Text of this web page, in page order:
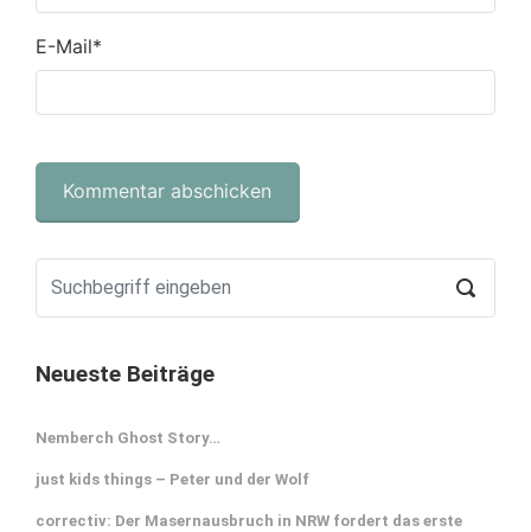
E-Mail*
Neueste Beiträge
Nemberch Ghost Story…
just kids things – Peter und der Wolf
correctiv: Der Masernausbruch in NRW fordert das erste